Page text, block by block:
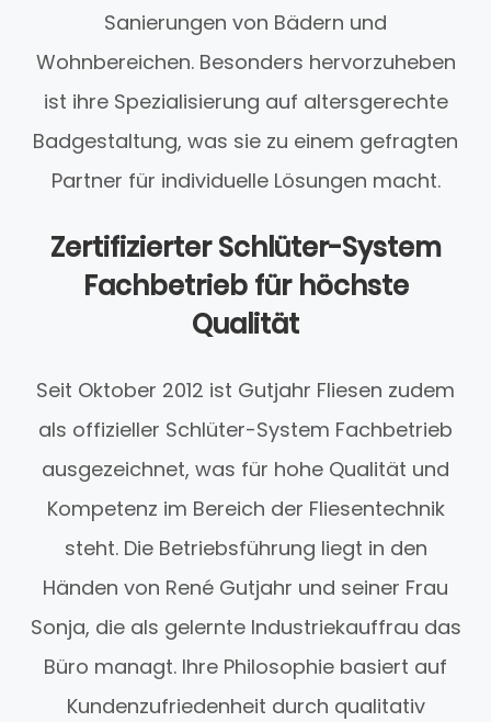
Sanierungen von Bädern und
Wohnbereichen. Besonders hervorzuheben
ist ihre Spezialisierung auf altersgerechte
Badgestaltung, was sie zu einem gefragten
Partner für individuelle Lösungen macht.
Zertifizierter Schlüter-System
Fachbetrieb für höchste
Qualität
Seit Oktober 2012 ist Gutjahr Fliesen zudem
als offizieller Schlüter-System Fachbetrieb
ausgezeichnet, was für hohe Qualität und
Kompetenz im Bereich der Fliesentechnik
steht. Die Betriebsführung liegt in den
Händen von René Gutjahr und seiner Frau
Sonja, die als gelernte Industriekauffrau das
Büro managt. Ihre Philosophie basiert auf
Kundenzufriedenheit durch qualitativ